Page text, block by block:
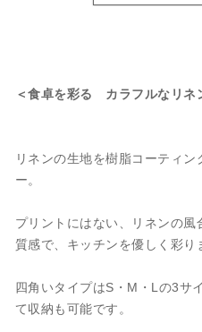
＜食卓を彩る カラフルなリネ
リネンの生地を樹脂コーティ
ー。
プリントにはない、リネンの
質感で、キッチンを優しく彩り
四角いタイプはS・M・Lの3サ
て収納も可能です。